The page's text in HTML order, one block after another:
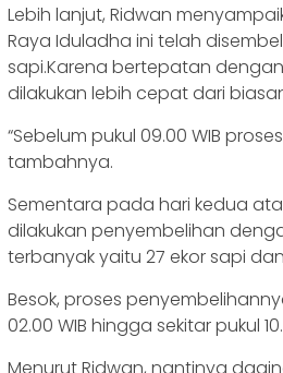
Lebih lanjut, Ridwan
Raya Iduladha ini telah
sapi.Karena bertepatan
dilakukan lebih cepat dari
“Sebelum pukul 09.00 WIB
tambahnya.
Sementara pada hari kedua
dilakukan penyembelihan
terbanyak yaitu 27 ekor sapi
Besok, proses
02.00 WIB hingga sekitar pukul
Menurut Ridwan, nantinya